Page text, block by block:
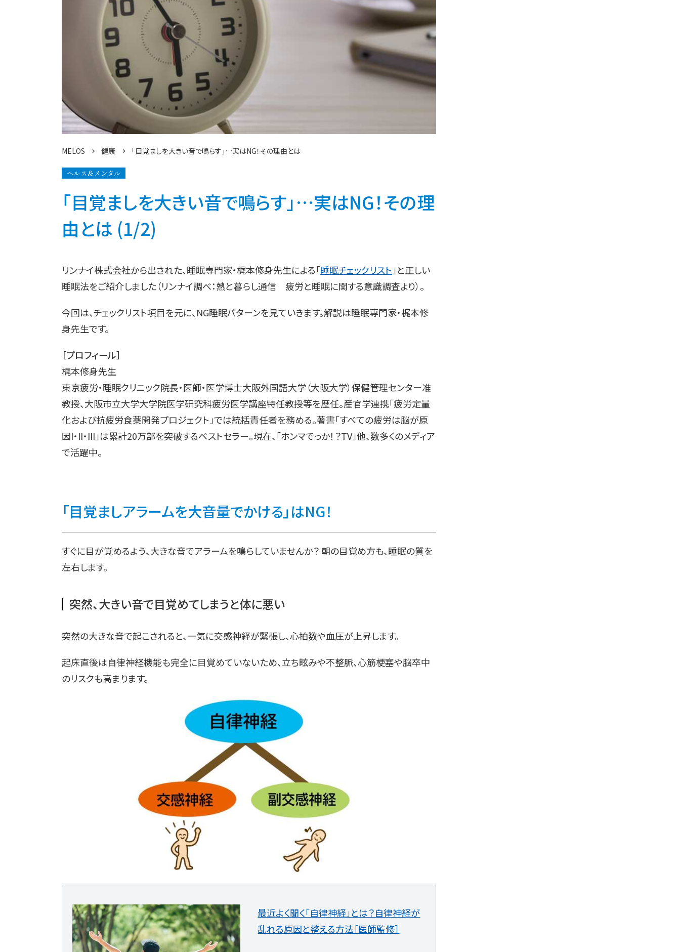
MELOS 健康 「目覚ましを大きい音で鳴らす」…実はNG！その理由とは
ヘルス＆メンタル
「目覚ましを大きい音で鳴らす」…実はNG！その理
由とは (1/2)
リンナイ株式会社から出された、睡眠専門家・梶本修身先生による「睡眠チェックリスト」と正しい
睡眠法をご紹介しました（リンナイ調べ：熱と暮らし通信 疲労と睡眠に関する意識調査より）。
今回は、チェックリスト項目を元に、NG睡眠パターンを見ていきます。解説は睡眠専門家・梶本修
身先生です。
［プロフィール］
梶本修身先生
東京疲労・睡眠クリニック院長・医師・医学博士大阪外国語大学（大阪大学）保健管理センター准
教授、大阪市立大学大学院医学研究科疲労医学講座特任教授等を歴任。産官学連携「疲労定量
化および抗疲労食薬開発プロジェクト」では統括責任者を務める。著書「すべての疲労は脳が原
因I・II・III」は累計20万部を突破するベストセラー。現在、「ホンマでっか！？TV」他、数多くのメディア
で活躍中。
「目覚ましアラームを大音量でかける」はNG！
すぐに目が覚めるよう、大きな音でアラームを鳴らしていませんか？ 朝の目覚め方も、睡眠の質を
左右します。
突然、大きい音で目覚めてしまうと体に悪い
突然の大きな音で起こされると、一気に交感神経が緊張し、心拍数や血圧が上昇します。
起床直後は自律神経機能も完全に目覚めていないため、立ち眩みや不整脈、心筋梗塞や脳卒中
のリスクも高まります。
最近よく聞く「自律神経」とは？自律神経が
乱れる原因と整える方法［医師監修］